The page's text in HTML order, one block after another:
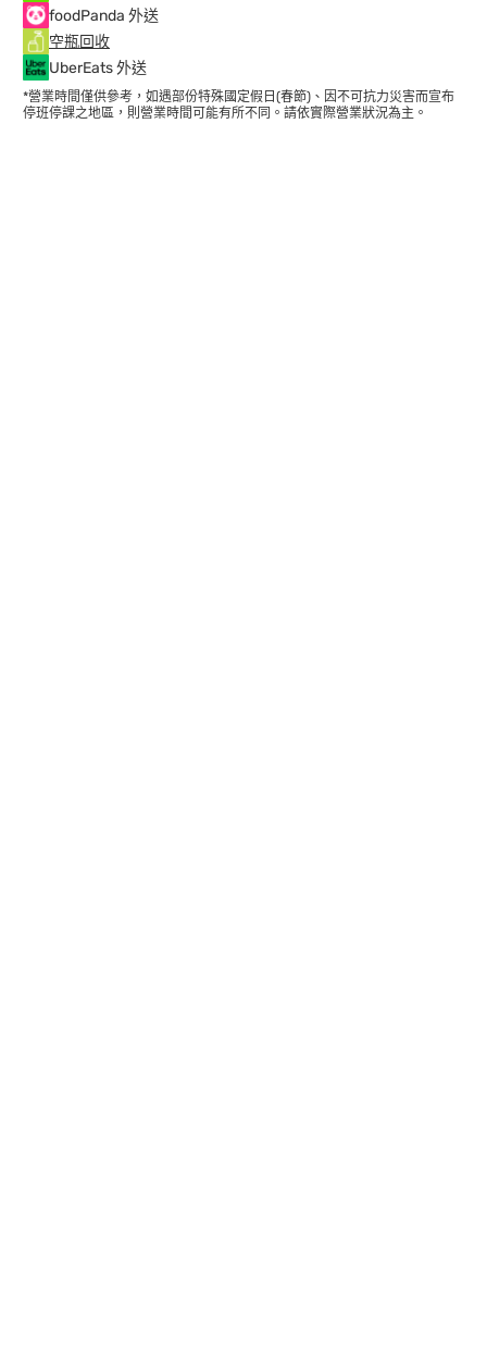
foodPanda 外送
空瓶回收
UberEats 外送
*營業時間僅供參考，如遇部份特殊國定假日(春節)、因不可抗力災害而宣布
停班停課之地區，則營業時間可能有所不同。請依實際營業狀況為主。